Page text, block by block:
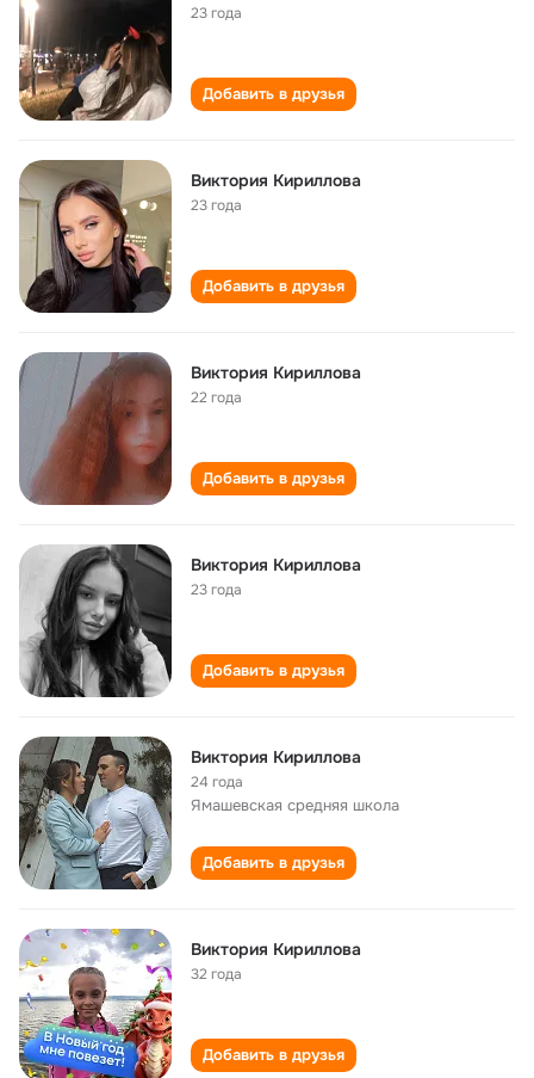
23 года
Добавить в друзья
Виктория Кириллова
23 года
Добавить в друзья
Виктория Кириллова
22 года
Добавить в друзья
Виктория Кириллова
23 года
Добавить в друзья
Виктория Кириллова
24 года
Ямашевская средняя школа
Добавить в друзья
Виктория Кириллова
32 года
Добавить в друзья